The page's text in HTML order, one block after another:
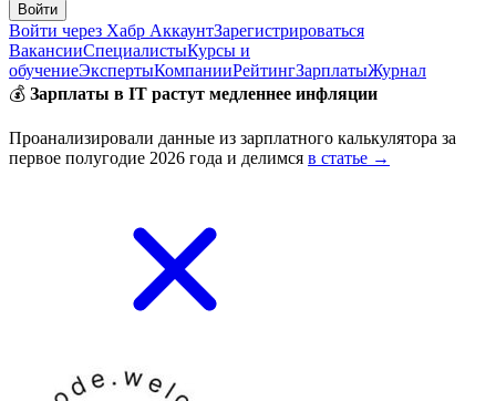
Войти
Войти через Хабр АккаунтЗарегистрироваться
ВакансииСпециалистыКурсы и
обучениеЭкспертыКомпанииРейтингЗарплатыЖурнал
💰 Зарплаты в IT растут медленнее инфляции
Проанализировали данные из зарплатного калькулятора за
первое полугодие 2026 года и делимся в статье →